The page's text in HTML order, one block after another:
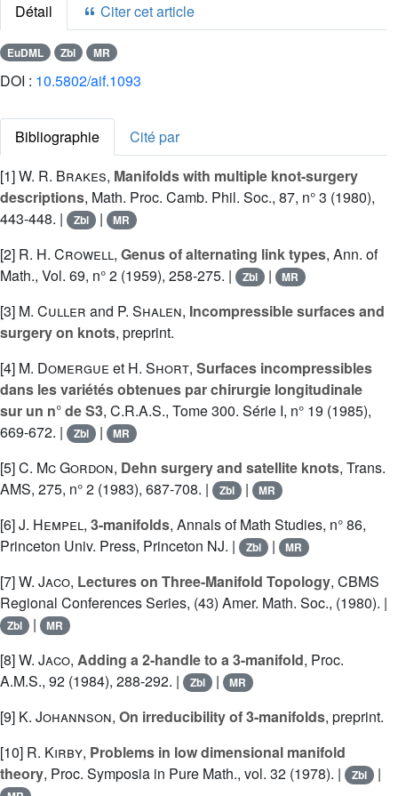
Détail Citer cet article
EuDML Zbl MR
DOI : 10.5802/aif.1093
Bibliographie
Cité par
[1]W. R. Brakes, Manifolds with multiple knot-surgery
descriptions, Math. Proc. Camb. Phil. Soc., 87, n° 3 (1980),
443-448. |
Zbl | MR
[2] R. H. Crowell, Genus of alternating link types, Ann. of
Math., Vol. 69, n° 2 (1959), 258-275. |
Zbl | MR
[3] M. Culler and P. Shalen, Incompressible surfaces and
surgery on knots, preprint.
[4] M. Domergue et H. Short, Surfaces incompressibles
dans les variétés obtenues par chirurgie longitudinale
sur un n° de S3, C.R.A.S., Tome 300. Série I, n° 19 (1985),
669-672. |
Zbl | MR
[5]C. Mc Gordon, Dehn surgery and satellite knots, Trans.
AMS, 275, n° 2 (1983), 687-708. |
Zbl | MR
[6]J. Hempel, 3-manifolds, Annals of Math Studies, n° 86,
Princeton Univ. Press, Princeton NJ. |
Zbl | MR
[7]W. Jaco, Lectures on Three-Manifold Topology, CBMS
Regional Conferences Series, (43) Amer. Math. Soc., (1980). |
Zbl | MR
[8]W. Jaco, Adding a 2-handle to a 3-manifold, Proc.
A.M.S., 92 (1984), 288-292. |
Zbl | MR
[9] K. Johannson, On irreducibility of 3-manifolds, preprint.
[10] R. Kirby, Problems in low dimensional manifold
theory, Proc. Symposia in Pure Math., vol. 32 (1978). | Zbl |